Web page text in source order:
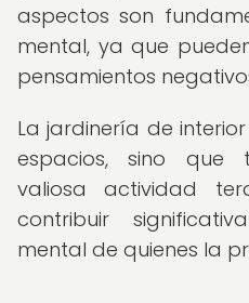
aspectos son
mental, ya que
pensamientos
La jardinería de
espacios, sino que
valiosa actividad
contribuir
mental de quienes la